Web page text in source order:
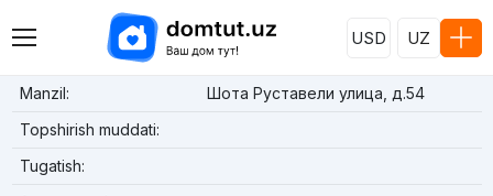
USD UZ
Manzil:
Шота Руставели улица, д.54
Topshirish muddati:
Tugatish: